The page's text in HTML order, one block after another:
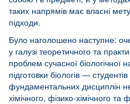
таких напрямів має власні
підходи.
Було наголошено наступне:
у галузі теоретичного та
проблем сучасної біологічної
підготовки біологів —
фундаментальних дисциплін
хімічного, фізико-хімічного та